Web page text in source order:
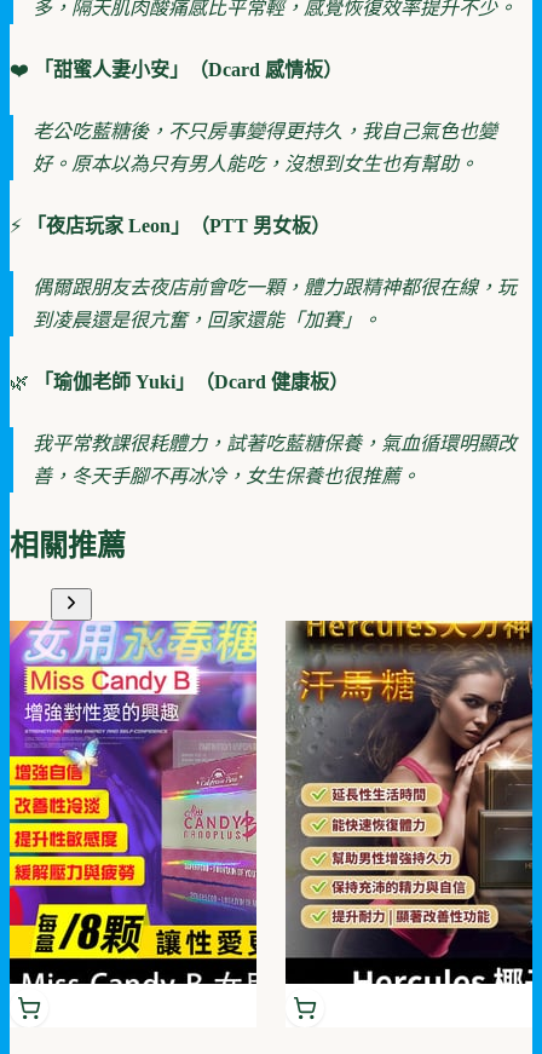
多，隔天肌肉酸痛感比平常輕，感覺恢復效率提升不少。
❤️ 「甜蜜人妻小安」（Dcard 感情板）
老公吃藍糖後，不只房事變得更持久，我自己氣色也變
好。原本以為只有男人能吃，沒想到女生也有幫助。
⚡ 「夜店玩家 Leon」（PTT 男女板）
偶爾跟朋友去夜店前會吃一顆，體力跟精神都很在線，玩
到凌晨還是很亢奮，回家還能「加賽」。
🌿 「瑜伽老師 Yuki」（Dcard 健康板）
我平常教課很耗體力，試著吃藍糖保養，氣血循環明顯改
善，冬天手腳不再冰冷，女生保養也很推薦。
相關推薦